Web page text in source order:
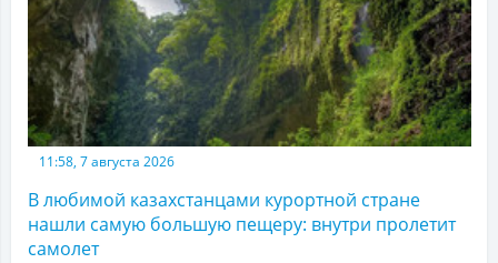
11:58, 7 августа 2026
В любимой казахстанцами курортной стране
нашли самую большую пещеру: внутри пролетит
самолет